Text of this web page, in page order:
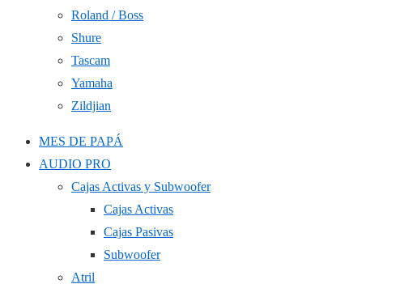
Roland / Boss
Shure
Tascam
Yamaha
Zildjian
MES DE PAPÁ
AUDIO PRO
Cajas Activas y Subwoofer
Cajas Activas
Cajas Pasivas
Subwoofer
Atril